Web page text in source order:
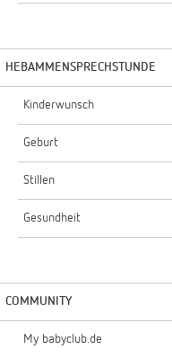
HEBAMMENSPRECHSTUNDE
Kinderwunsch
Geburt
Stillen
Gesundheit
COMMUNITY
My babyclub.de